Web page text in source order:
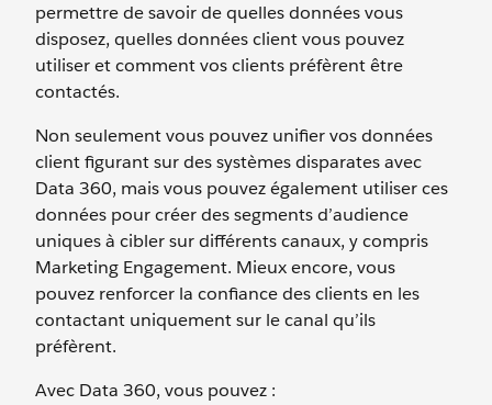
permettre de savoir de quelles données vous
disposez, quelles données client vous pouvez
utiliser et comment vos clients préfèrent être
contactés.
Non seulement vous pouvez unifier vos données
client figurant sur des systèmes disparates avec
Data 360, mais vous pouvez également utiliser ces
données pour créer des segments d’audience
uniques à cibler sur différents canaux, y compris
Marketing Engagement. Mieux encore, vous
pouvez renforcer la confiance des clients en les
contactant uniquement sur le canal qu’ils
préfèrent.
Avec Data 360, vous pouvez :